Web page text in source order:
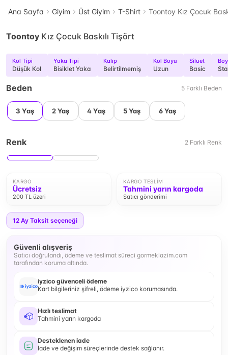
Ana Sayfa Giyim Üst Giyim T-Shirt Toontoy Kız Çocuk
Toontoy Kız Çocuk Baskılı Tişört
Kol Tipi
Düşük Kol
Yaka Tipi
Bisiklet Yaka
Kalıp
Belirtilmemiş
Kol Boyu
Uzun
Siluet
Basic
Boy
Beden 5 Farklı Beden
3 Yaş 2 Yaş 4 Yaş 5 Yaş 6 Yaş
Renk 2 Farklı Renk
KARGO
Ücretsiz
200 TL üzeri
KARGO TESLIM
Tahmini yarın kargoda
Satıcı gönderimi
12 Ay Taksit seçeneği
Güvenli alışveriş
Satıcı doğrulandı, ödeme ve teslimat süreci gormeklazim.com
tarafından koruma altında.
iyzico güvenceli ödeme
Kart bilgileriniz şifreli, ödeme iyzico korumasında.
Hızlı teslimat
Tahmini yarın kargoda
Desteklenen iade
İade ve değişim süreçlerinde destek sağlanır.